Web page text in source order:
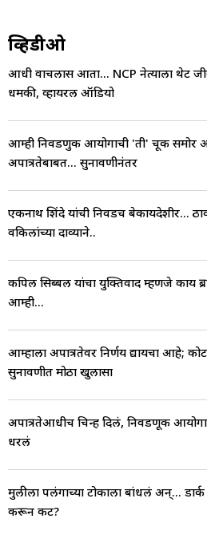
व्हिडीओ
आधी वाचलास आता... NCP नेत्याला थेट
धमकी, व्हायरल ऑडियो
आम्ही निवडणुक आयोगाची 'ती' चूक समोर
अपात्रतेबाबत... सुनावणीनंतर
एकनाथ शिंदे यांची निवडच बेकायदेशीर...
वकिलांच्या दाव्याने..
कपिल सिब्बल यांचा युक्तिवाद म्हणजे काय
आम्ही...
आम्हाला अपात्रतेवर निर्णय द्यायचा आहे;
सुनावणीत मोठा खुलासा
अपात्रतेआधीच चिन्ह दिलं, निवडणूक
धरलं
मुलीला पलंगाच्या टोकाला बांधलं अन्...
करून कट?